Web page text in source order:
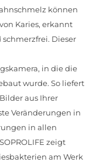
können
Karies, erkannt
Dieser
in die die
wurde. So liefert
aus Ihrer
Veränderungen in
in allen
zeigt
am Werk